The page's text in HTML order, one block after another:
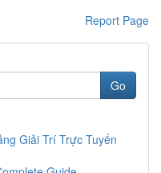
Report Page
Go
Giải Trí Trực Tuyến